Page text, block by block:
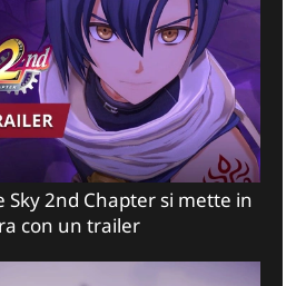
Sky 2nd Chapter si mette in
con un trailer